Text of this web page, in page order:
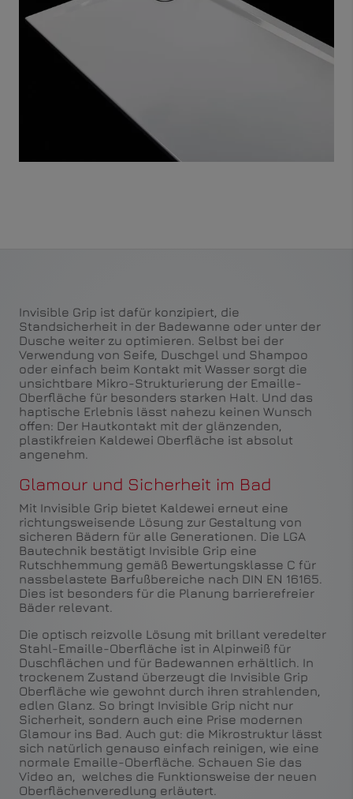
Invisible Grip ist dafür konzipiert, die
Standsicherheit in der Badewanne oder unter der
Dusche weiter zu optimieren. Selbst bei der
Verwendung von Seife, Duschgel und Shampoo
oder einfach beim Kontakt mit Wasser sorgt die
unsichtbare Mikro-Strukturierung der Emaille-
Oberfläche für besonders starken Halt. Und das
haptische Erlebnis lässt nahezu keinen Wunsch
offen: Der Hautkontakt mit der glänzenden,
plastikfreien Kaldewei Oberfläche ist absolut
angenehm.
Glamour und Sicherheit im Bad
Mit Invisible Grip bietet Kaldewei erneut eine
richtungsweisende Lösung zur Gestaltung von
sicheren Bädern für alle Generationen. Die LGA
Bautechnik bestätigt Invisible Grip eine
Rutschhemmung gemäß Bewertungsklasse C für
nassbelastete Barfußbereiche nach DIN EN 16165.
Dies ist besonders für die Planung barrierefreier
Bäder relevant.
Die optisch reizvolle Lösung mit brillant veredelter
Stahl-Emaille-Oberfläche ist in Alpinweiß für
Duschflächen und für Badewannen erhältlich. In
trockenem Zustand überzeugt die Invisible Grip
Oberfläche wie gewohnt durch ihren strahlenden,
edlen Glanz. So bringt Invisible Grip nicht nur
Sicherheit, sondern auch eine Prise modernen
Glamour ins Bad. Auch gut: die Mikrostruktur lässt
sich natürlich genauso einfach reinigen, wie eine
normale Emaille-Oberfläche. Schauen Sie das
Video an, welches die Funktionsweise der neuen
Oberflächenveredlung erläutert.